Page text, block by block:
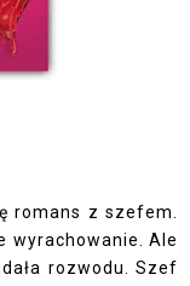
romans z szefem.
wyrachowanie. Ale
rozwodu. Szef